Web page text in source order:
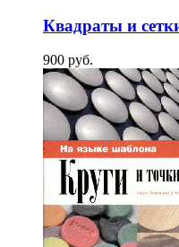
Квадраты и
900 pуб.